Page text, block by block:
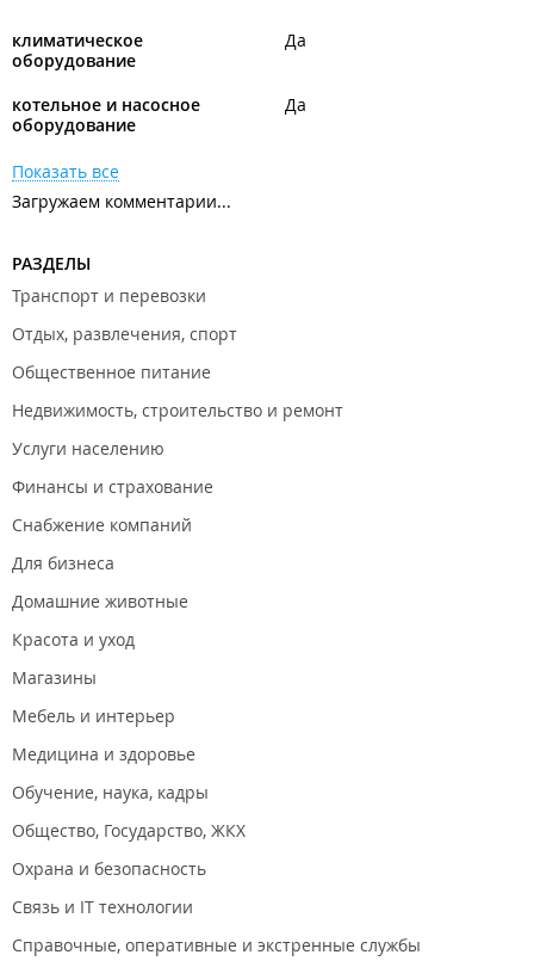
климатическое
оборудование
Да
котельное и насосное
оборудование
Да
Показать все
Загружаем комментарии...
РАЗДЕЛЫ
Транспорт и перевозки
Отдых, развлечения, спорт
Общественное питание
Недвижимость, строительство и ремонт
Услуги населению
Финансы и страхование
Снабжение компаний
Для бизнеса
Домашние животные
Красота и уход
Магазины
Мебель и интерьер
Медицина и здоровье
Обучение, наука, кадры
Общество, Государство, ЖКХ
Охрана и безопасность
Связь и IT технологии
Справочные, оперативные и экстренные службы